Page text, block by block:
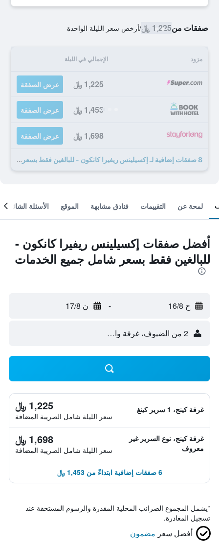
صفقات من1,225 ﷼ /أرخص سعر الليلة الواحدة
مزود الإجمالي في الليلة
1,225 ﷼ عرض الصفقة
1,453 ﷼ عرض الصفقة
1,698 ﷼ عرض الصفقة
8 صفقات إضافية لـ إكسيلينس ريفيرا كانكون - للبالغين فقط بسعر شامل جميع الخدمات
لمحة عن التقييمات فنادق مشابهة الموقع الأسئلة الشائعة
أفضل صفقات إكسيلينس ريفيرا كانكون -
للبالغين فقط بسعر شامل جميع الخدمات
ح 16/8 - ن 17/8
2 من الضيوف، غرفة واحدة
غرفة كينج، 1 سرير كينغ 1,225 ﷼
سعر الليلة شامل الصريبة المضافة
غرفة كينج، نوع السرير غير
معروف
1,698 ﷼
سعر الليلة شامل الصريبة المضافة
6 صفقات إضافية ابتداءً من 1,453 ﷼
*يشمل المجموع الضرائب المحلية المقدرة والرسوم المستحقة عند
تسجيل المغادرة.
أفضل سعر مضمون